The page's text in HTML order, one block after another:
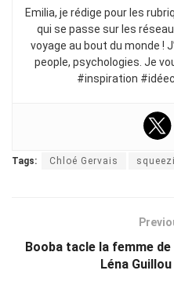
Emilia, je rédige pour les
qui se passe sur les
voyage au bout du monde !
people, psychologies. Je
#inspiration
Tags: Chloé Gervais
Booba tacle la femme de
Léna